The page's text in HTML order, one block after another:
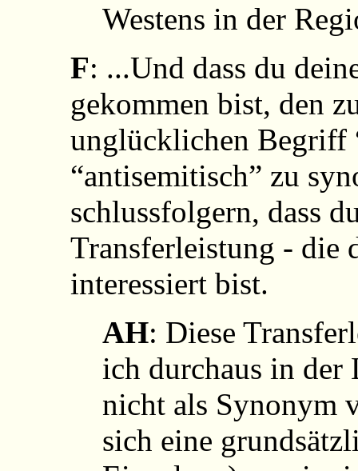
Westens in der
F: ...Und dass du
gekommen bist, den
unglücklichen Begriff
“antisemitisch” zu
schlussfolgern, dass
Transferleistung - die
interessiert bist.
AH: Diese
ich durchaus in der
nicht als Synonym
sich eine